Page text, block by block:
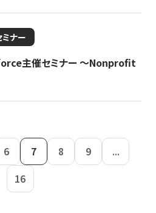
ミナー
主催セミナー 〜Nonprofit
6 7 8 9
...
16